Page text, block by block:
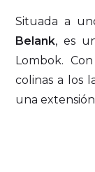
Situada a
Belank, es
Lombok.
colinas a los
una